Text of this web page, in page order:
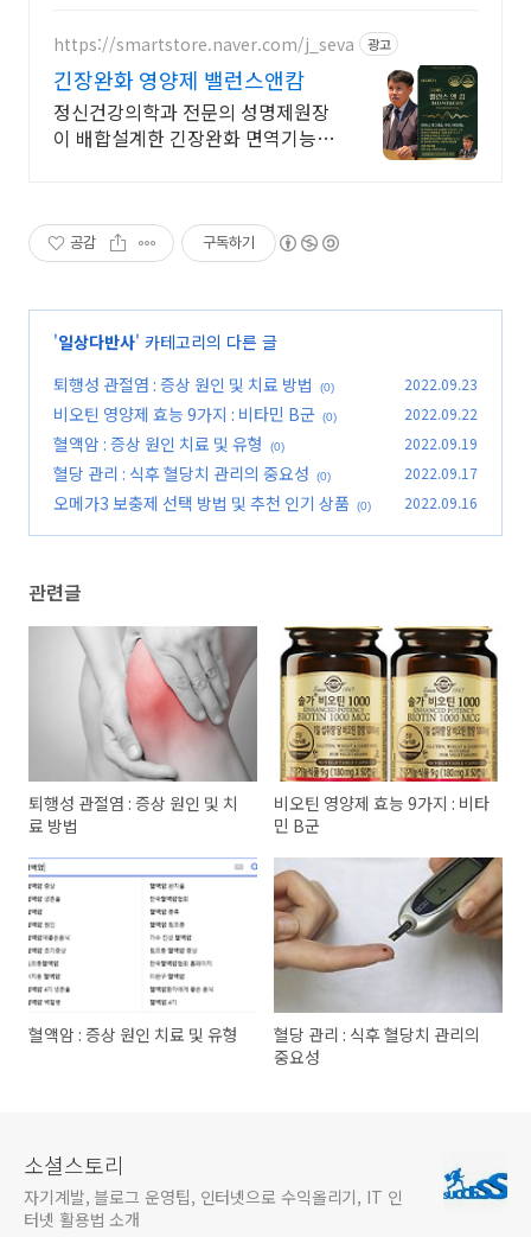
https://smartstore.naver.com/j_seva 광고
긴장완화 영양제 밸런스앤캄
정신건강의학과 전문의 성명제원장
이 배합설계한 긴장완화 면역기능
공감 구독하기
'일상다반사' 카테고리의 다른 글
퇴행성 관절염 : 증상 원인 및 치료 방법
(0) 2022.09.23
비오틴 영양제 효능 9가지 : 비타민 B군 (0) 2022.09.22
혈액암 : 증상 원인 치료 및 유형 (0) 2022.09.19
혈당 관리 : 식후 혈당치 관리의 중요성 (0) 2022.09.17
오메가3 보충제 선택 방법 및 추천 인기 상품 (0) 2022.09.16
관련글
퇴행성 관절염 : 증상 원인 및 치
료 방법
비오틴 영양제 효능 9가지 : 비타
민 B군
혈액암 : 증상 원인 치료 및 유형
혈당 관리 : 식후 혈당치 관리의
중요성
소셜스토리
자기계발, 블로그 운영팁, 인터넷으로 수익올리기, IT 인
터넷 활용법 소개